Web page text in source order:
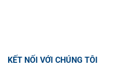
KẾT NỐI VỚI CHÚNG TÔI